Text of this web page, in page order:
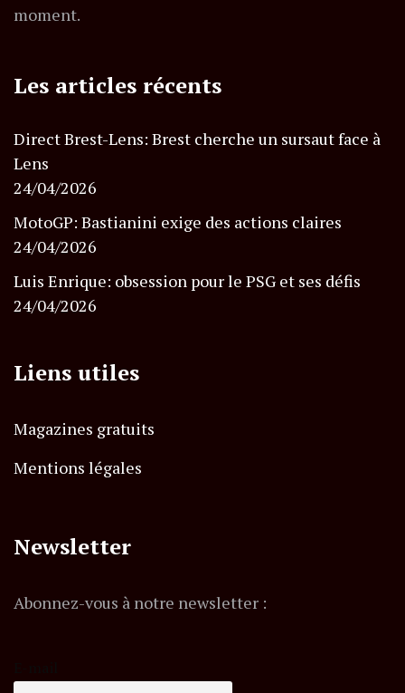
moment.
Les articles récents
Direct Brest-Lens: Brest cherche un sursaut face à
Lens
24/04/2026
MotoGP: Bastianini exige des actions claires
24/04/2026
Luis Enrique: obsession pour le PSG et ses défis
24/04/2026
Liens utiles
Magazines gratuits
Mentions légales
Newsletter
Abonnez-vous à notre newsletter :